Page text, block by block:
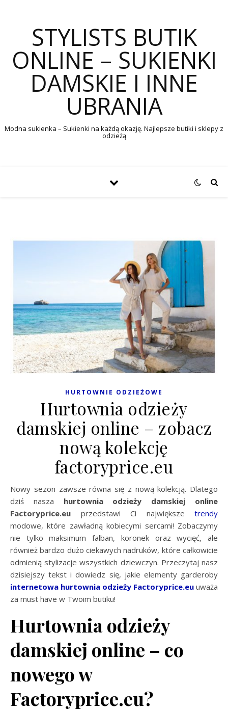
STYLISTS BUTIK
ONLINE – SUKIENKI
DAMSKIE I INNE
UBRANIA
Modna sukienka – Sukienki na każdą okazję. Najlepsze butiki i sklepy z
odzieżą
HURTOWNIE ODZIEŻOWE
Hurtownia odzieży
damskiej online – zobacz
nową kolekcję
factoryprice.eu
Nowy sezon zawsze równa się z nową kolekcją. Dlatego
dziś nasza hurtownia odzieży damskiej online
Factoryprice.eu przedstawi Ci największe trendy
modowe, które zawładną kobiecymi sercami! Zobaczymy
nie tylko maksimum falban, koronek oraz wycięć, ale
również bardzo dużo ciekawych nadruków, które całkowicie
odmienią stylizacje wszystkich dziewczyn. Przeczytaj nasz
dzisiejszy tekst i dowiedz się, jakie elementy garderoby
internetowa hurtownia odzieży Factoryprice.eu uważa
za must have w Twoim butiku!
Hurtownia odzieży
damskiej online – co
nowego w
Factoryprice.eu?